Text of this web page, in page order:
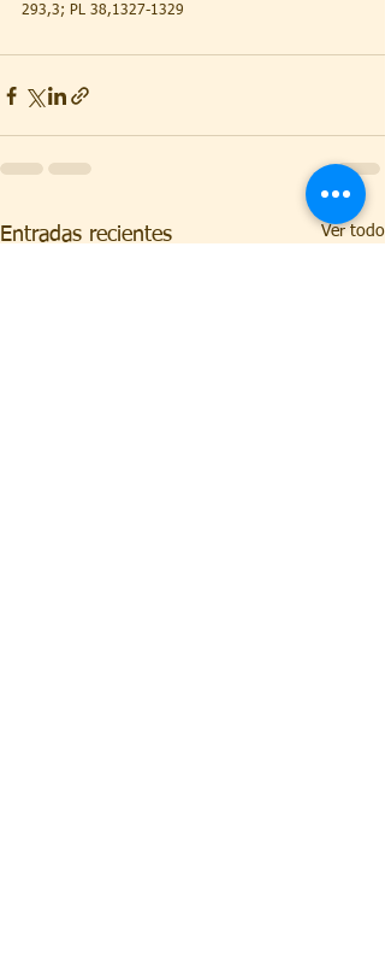
293,3; PL 38,1327-1329
Entradas recientes Ver todo